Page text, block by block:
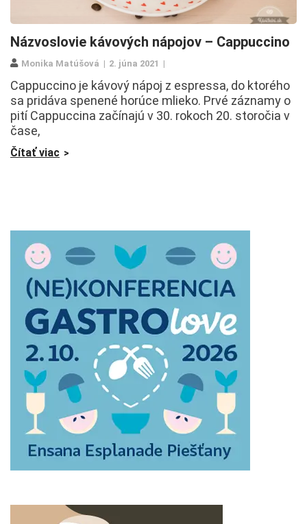
Názvoslovie kávových nápojov – Cappuccino
Monika Matúšová 2. júna 2021
Cappuccino je kávový nápoj z espressa, do ktorého
sa pridáva spenené horúce mlieko. Prvé záznamy o
pití Cappuccina začínajú v 30. rokoch 20. storočia v
čase,
Čítať viac